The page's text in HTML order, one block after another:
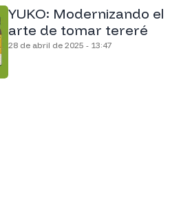
YUKO: Modernizando el
arte de tomar tereré
28 de abril de 2025 - 13:47